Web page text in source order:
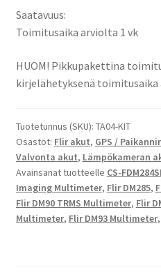
Flir
DM284
Flir
Flir
DM285
Imaging
Multimeter,
Flir
DM90
Saatavuus:
Toimitusaika arviolta 1 vk
HUOM! Pikkupakettina
kirjelähetyksenä toimitusaika
Tuotetunnus (SKU): TA04-KIT
Osastot: Flir akut, GPS /
Valvonta akut, Lämpökameran
Avainsanat tuotteelle CS-
Imaging Multimeter, Flir DM285,
Flir DM90 TRMS Multimeter, Flir
Multimeter, Flir DM93 Multimeter,